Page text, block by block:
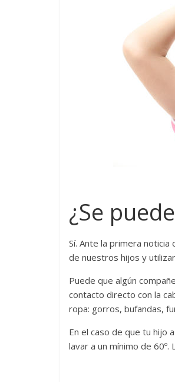
¿Se
Sí. Ante la primera
de nuestros hijos y
Puede que algún
contacto directo con la
ropa: gorros, bufandas,
En el caso de que tu hijo
lavar a un mínimo de